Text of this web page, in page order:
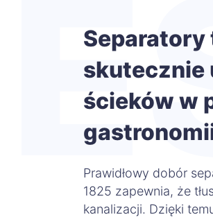
Separatory
skutecznie
ścieków w
Prawidłowy dobór
1825 zapewnia, że
kanalizacji. Dzięki